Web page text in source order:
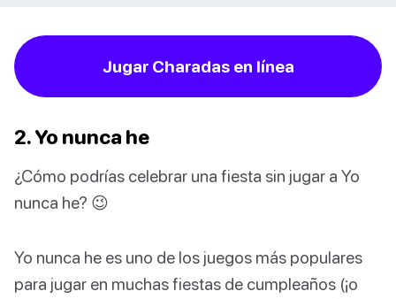
Jugar Charadas en línea
2. Yo nunca he
¿Cómo podrías celebrar una fiesta sin jugar a Yo
nunca he? 😉
Yo nunca he es uno de los juegos más populares
para jugar en muchas fiestas de cumpleaños (¡o